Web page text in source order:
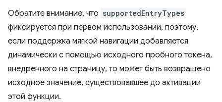
Обратите внимание, что supportedEntryTypes
фиксируется при первом использовании, поэтому,
если поддержка мягкой навигации добавляется
динамически с помощью исходного пробного токена,
внедренного на страницу, то может быть возвращено
исходное значение, существовавшее до активации
этой функции.